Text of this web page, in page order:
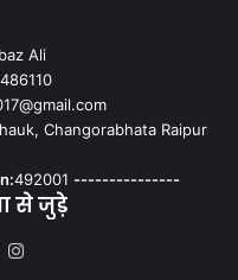
Ali
Changorabhata Raipur
492001 ---------------
से जुड़े
YouTube